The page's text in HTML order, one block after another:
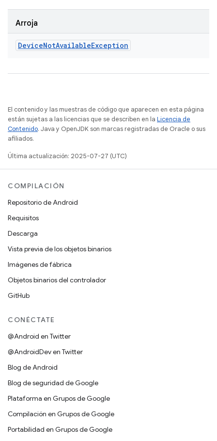
Arroja
DeviceNotAvailableException
El contenido y las muestras de código que aparecen en esta página
están sujetas a las licencias que se describen en la Licencia de
Contenido. Java y OpenJDK son marcas registradas de Oracle o sus
afiliados.
Última actualización: 2025-07-27 (UTC)
COMPILACIÓN
Repositorio de Android
Requisitos
Descarga
Vista previa de los objetos binarios
Imágenes de fábrica
Objetos binarios del controlador
GitHub
CONÉCTATE
@Android en Twitter
@AndroidDev en Twitter
Blog de Android
Blog de seguridad de Google
Plataforma en Grupos de Google
Compilación en Grupos de Google
Portabilidad en Grupos de Google